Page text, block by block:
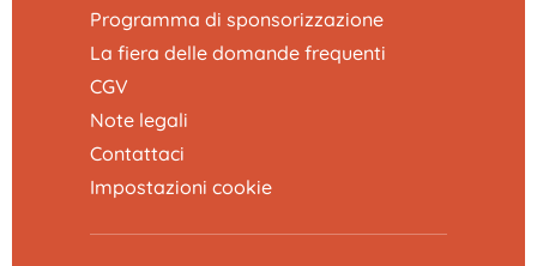
Programma di sponsorizzazione
La fiera delle domande frequenti
CGV
Note legali
Contattaci
Impostazioni cookie